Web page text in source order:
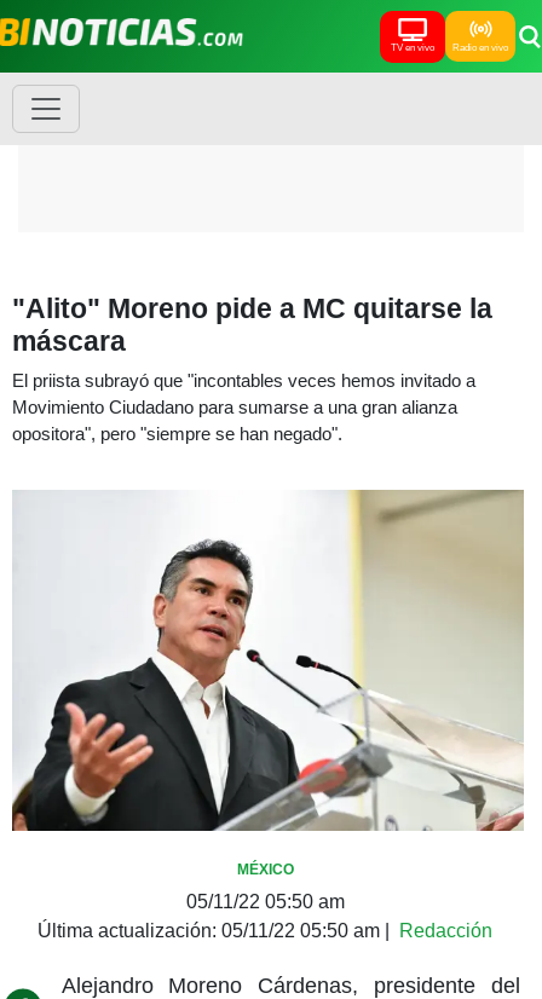
TV en vivo Radio en vivo
"Alito" Moreno pide a MC quitarse la
máscara
El priista subrayó que "incontables veces hemos invitado a
Movimiento Ciudadano para sumarse a una gran alianza
opositora", pero "siempre se han negado".
MÉXICO
05/11/22 05:50 am
Última actualización: 05/11/22 05:50 am Redacción
Alejandro Moreno Cárdenas, presidente del